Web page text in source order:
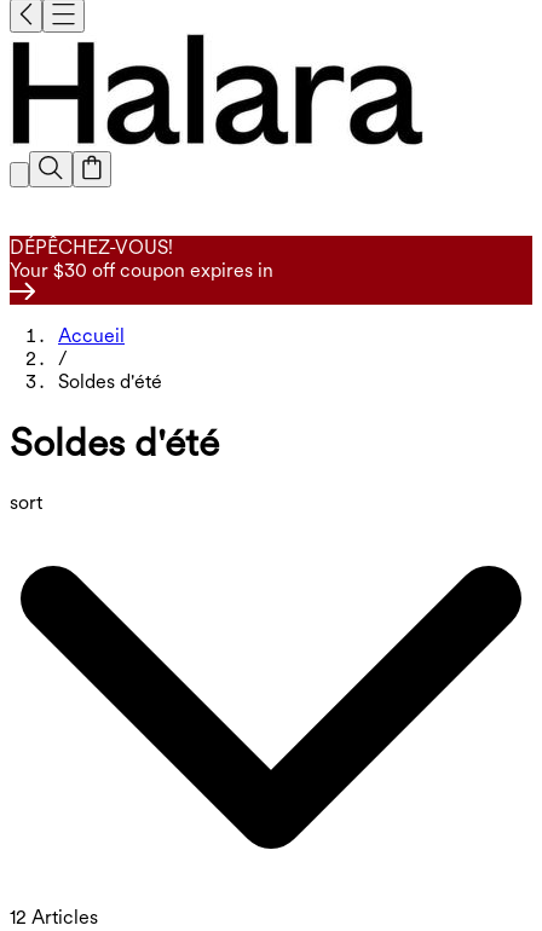
DÉPÊCHEZ-VOUS!
Your $30 off coupon expires in
Accueil
/
Soldes d'été
Soldes d'été
sort
12 Articles